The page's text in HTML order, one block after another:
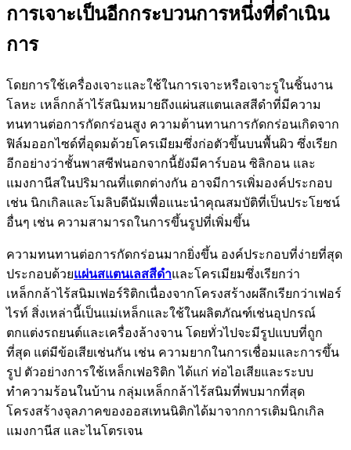
การเจาะเป็นอีกกระบวนการหนึ่งที่ดำเนิน
การ
โดยการใช้เครื่องเจาะและใช้ในการเจาะหรือเจาะรูในชิ้นงาน
โลหะ เหล็กกล้าไร้สนิมหมายถึงแผ่นสแตนเลสสีดำที่มีความ
ทนทานต่อการกัดกร่อนสูง ความต้านทานการกัดกร่อนเกิดจาก
ฟิล์มออกไซด์ที่อุดมด้วยโครเมียมซึ่งก่อตัวขึ้นบนพื้นผิว ซึ่งเรียก
อีกอย่างว่าชั้นพาสซีฟนอกจากนี้ยังมีคาร์บอน ซิลิกอน และ
แมงกานีสในปริมาณที่แตกต่างกัน อาจมีการเพิ่มองค์ประกอบ
เช่น นิกเกิลและโมลิบดีนัมเพื่อแนะนำคุณสมบัติที่เป็นประโยชน์
อื่นๆ เช่น ความสามารถในการขึ้นรูปที่เพิ่มขึ้น
ความทนทานต่อการกัดกร่อนมากยิ่งขึ้น องค์ประกอบที่ง่ายที่สุด
ประกอบด้วยแผ่นสแตนเลสสีดำและโครเมียมซึ่งเรียกว่า
เหล็กกล้าไร้สนิมเฟอร์ริติกเนื่องจากโครงสร้างผลึกเรียกว่าเฟอร์
ไรท์ สิ่งเหล่านี้เป็นแม่เหล็กและใช้ในผลิตภัณฑ์เช่นอุปกรณ์
ตกแต่งรถยนต์และเครื่องล้างจาน โดยทั่วไปจะมีรูปแบบที่ถูก
ที่สุด แต่มีข้อเสียเช่นกัน เช่น ความยากในการเชื่อมและการขึ้น
รูป ตัวอย่างการใช้เหล็กเฟอริติก ได้แก่ ท่อไอเสียและระบบ
ทำความร้อนในบ้าน กลุ่มเหล็กกล้าไร้สนิมที่พบมากที่สุด
โครงสร้างจุลภาคของออสเทนนิติกได้มาจากการเติมนิกเกิล
แมงกานีส และไนโตรเจน